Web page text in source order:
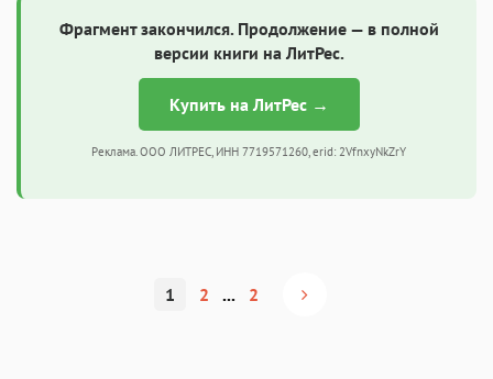
Фрагмент закончился. Продолжение — в полной
версии книги на ЛитРес.
Купить на ЛитРес →
Реклама. ООО ЛИТРЕС, ИНН 7719571260, erid: 2VfnxyNkZrY
1 2 ... 2